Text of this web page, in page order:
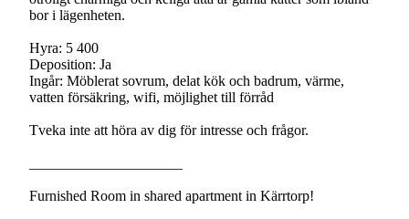
bor i lägenheten.
Hyra: 5 400
Deposition: Ja
Ingår: Möblerat sovrum, delat kök och badrum, värme,
vatten försäkring, wifi, möjlighet till förråd
Tveka inte att höra av dig för intresse och frågor.
Furnished Room in shared apartment in Kärrtorp!